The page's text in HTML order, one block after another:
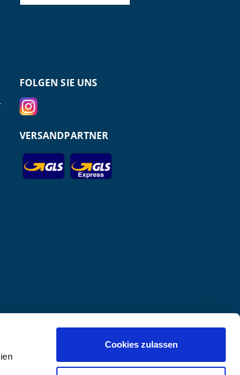
Cookies zulassen
FOLGEN SIE UNS
VERSANDPARTNER